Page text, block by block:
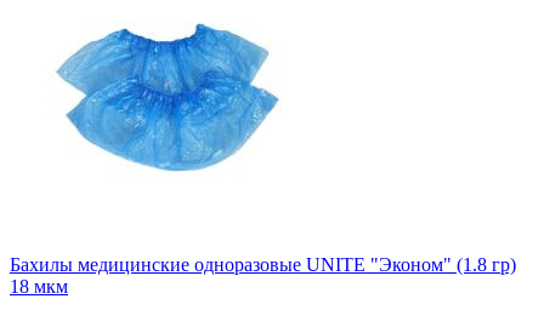
Бахилы медицинские одноразовые UNITE "Эконом" (1.8 гр)
18 мкм